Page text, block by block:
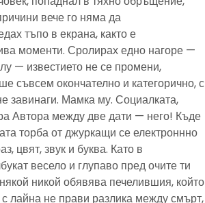
вече го няма да
тъпо в екрана, както е
моменти. Сролирах едно нагоре —
— известието не се промени,
съвсем окончателно и категорично, с
завинаги. Мамка му. Социалката,
Автора между две дати — него! Къде
торба от джуркащи се електроннно
цвят, звук и буква. Като в
весело и глупаво пред очите ти
никой обявява печелившия, който
с лайна не прави разлика между смърт,